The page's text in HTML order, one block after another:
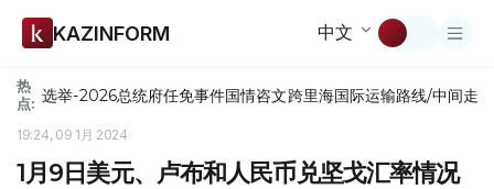
KAZINFORM 中文
热
点: 选举-2026总统府任免事件国情咨文跨里海国际运输路线/中间走廊
19:24, 09 1月 2024
1月9日美元、卢布和人民币兑坚戈汇率情况